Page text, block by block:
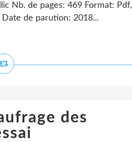
Nb. de pages: 469 Format: Pdf,
de parution: 2018...
des